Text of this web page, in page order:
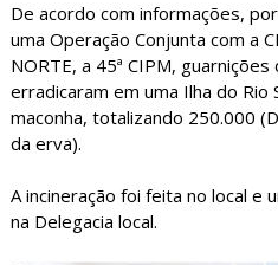
De acordo com informações,
uma Operação Conjunta com a
NORTE, a 45ª CIPM,
erradicaram em uma Ilha do Rio
maconha, totalizando 250.000
da erva).
A incineração foi feita no local e
na Delegacia local.